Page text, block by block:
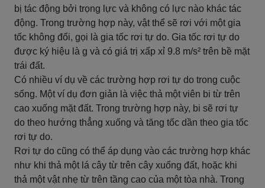
bị tác động bởi trọng lực và không có lực nào khác tác
động. Trong trường hợp này, vật thể sẽ rơi với một gia
tốc không đổi, gọi là gia tốc rơi tự do. Gia tốc rơi tự do
được ký hiệu là g và có giá trị xấp xỉ 9.8 m/s² trên bề mặt
trái đất.
Có nhiều ví dụ về các trường hợp rơi tự do trong cuộc
sống. Một ví dụ đơn giản là việc thả một viên bi từ trên
cao xuống mặt đất. Trong trường hợp này, bi sẽ rơi tự
do theo hướng thẳng xuống và tăng tốc dần theo gia tốc
rơi tự do.
Rơi tự do cũng có thể áp dụng vào các trường hợp khác
như khi thả một lá cây từ trên cây xuống đất, hoặc khi
thả một vật nhẹ từ trên tầng cao của một tòa nhà. Trong